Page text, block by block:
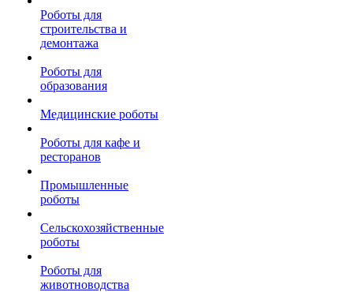
Роботы для
строительства и
демонтажа
Роботы для
образования
Медицинские роботы
Роботы для кафе и
ресторанов
Промышленные
роботы
Сельскохозяйственные
роботы
Роботы для
животноводства